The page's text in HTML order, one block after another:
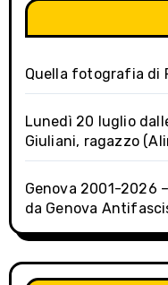
Quella fotografia di
Lunedì 20 luglio
Giuliani, ragazzo
Genova 2001-2026
da Genova